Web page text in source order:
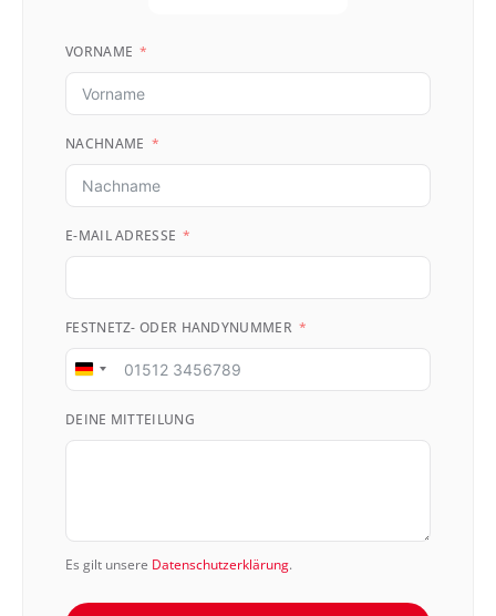
VORNAME
NACHNAME
E-MAIL ADRESSE
FESTNETZ- ODER HANDYNUMMER
Germany
DEINE MITTEILUNG
Es gilt unsere Datenschutzerklärung.